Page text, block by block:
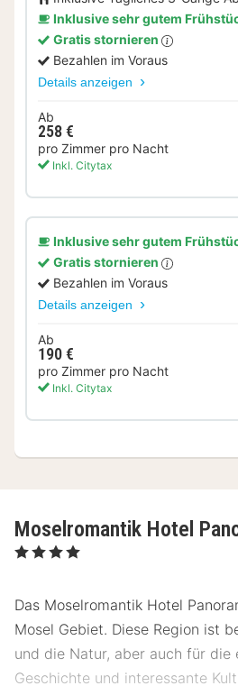
Inklusive sehr gutem
Gratis stornieren
Bezahlen im Voraus
Details anzeigen
Ab
258 €
pro Zimmer pro Nacht
Inkl. Citytax
Inklusive sehr gutem
Gratis stornieren
Bezahlen im Voraus
Details anzeigen
Ab
190 €
pro Zimmer pro Nacht
Inkl. Citytax
Moselromantik Hotel
, 4 Sterne
Das Moselromantik Hotel
Mosel Gebiet. Diese Region ist
und die Natur, aber auch für die
Geschichte und interessante